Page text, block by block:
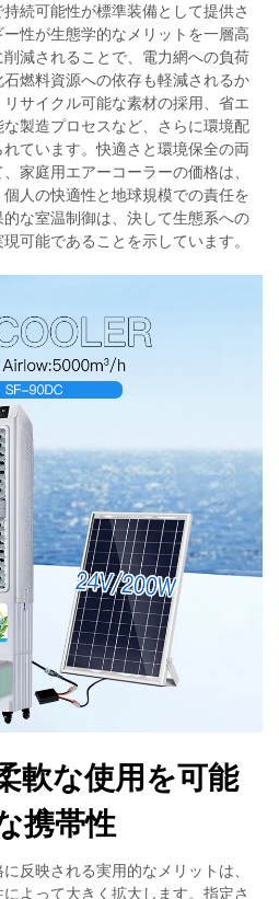
続可能性が標準装備として提供さ
性が生態学的なメリットを一層高
減されることで、電力網への負荷
燃料資源への依存も軽減されるか
サイクル可能な素材の採用、省エ
製造プロセスなど、さらに環境配
ています。快適さと環境保全の両
家庭用エアーコーラーの価格は、
人の快適性と地球規模での責任を
な室温制御は、決して生態系への
可能であることを示しています。
軟な使用を可能
携帯性
反映される実用的なメリットは、
よって大きく拡大します。指定さ